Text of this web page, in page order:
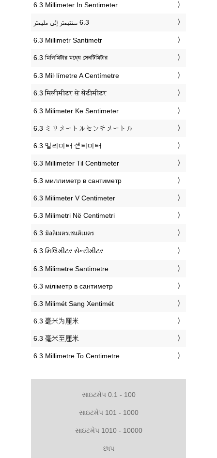
‎6.3 Millimeter In Sentimeter
‎6.3 Millimetr Santimetr
‎6.3 মিলিমিটার মধ্যে সেনটিমিটার
‎6.3 Mil·límetre A Centímetre
‎6.3 मिलीमीटर से सेंटीमीटर
‎6.3 Milimeter Ke Sentimeter
‎6.3 ミリメートルセンチメートル
‎6.3 밀리미터 센티미터
‎6.3 Millimeter Til Centimeter
‎6.3 миллиметр в сантиметр
‎6.3 Milimeter V Centimeter
‎6.3 Milimetri Në Centimetri
‎6.3 มิลลิเมตรเซนติเมตร
‎6.3 મિલિમીટર સેન્ટીમીટર
‎6.3 Milimetre Santimetre
‎6.3 міліметр в сантиметр
‎6.3 Milimét Sang Xentimét
‎6.3 毫米为厘米
‎6.3 毫米至厘米
‎6.3 Millimetre To Centimetre
સાઇટમેપ 0.1 - 100
સાઇટમેપ 101 - 1000
સાઇટમેપ 1010 - 10000
છાપ